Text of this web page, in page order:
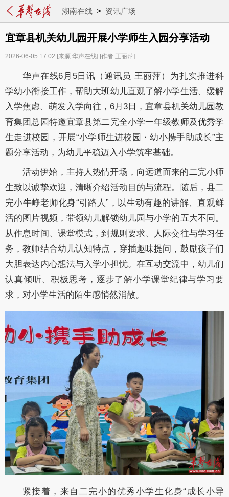
湖南在线> 资讯广场
宜章县机关幼儿园开展小学师生入园分享活动
2026-06-05 17:02 [来源:华声在线] [作者:王丽萍]
华声在线6月5日讯（通讯员 王丽萍）为扎实推进科
学幼小衔接工作，帮助大班幼儿直观了解小学生活、缓解
入学焦虑、萌发入学向往，6月3日，宜章县机关幼儿园教
育集团总园特邀宜章县第二完全小学一年级教师及优秀学
生走进校园，开展“小学师生进校园・幼小携手助成长”主
题分享活动，为幼儿平稳迈入小学筑牢基础。
活动伊始，主持人热情开场，向远道而来的二完小师
生致以诚挚欢迎，清晰介绍活动目的与流程。随后，县二
完小牛峥老师化身“引路人”，以生动有趣的讲解、直观鲜
活的图片视频，带领幼儿解锁幼儿园与小学的五大不同。
从作息时间、课堂模式，到规则要求、人际交往与学习任
务，教师结合幼儿认知特点，穿插趣味提问，鼓励孩子们
大胆表达内心想法与入学小担忧。在互动交流中，幼儿们
认真倾听、积极思考，逐步了解小学课堂纪律与学习要
求，对小学生活的陌生感悄然消散。
紧接着，来自二完小的优秀小学生化身“成长小导